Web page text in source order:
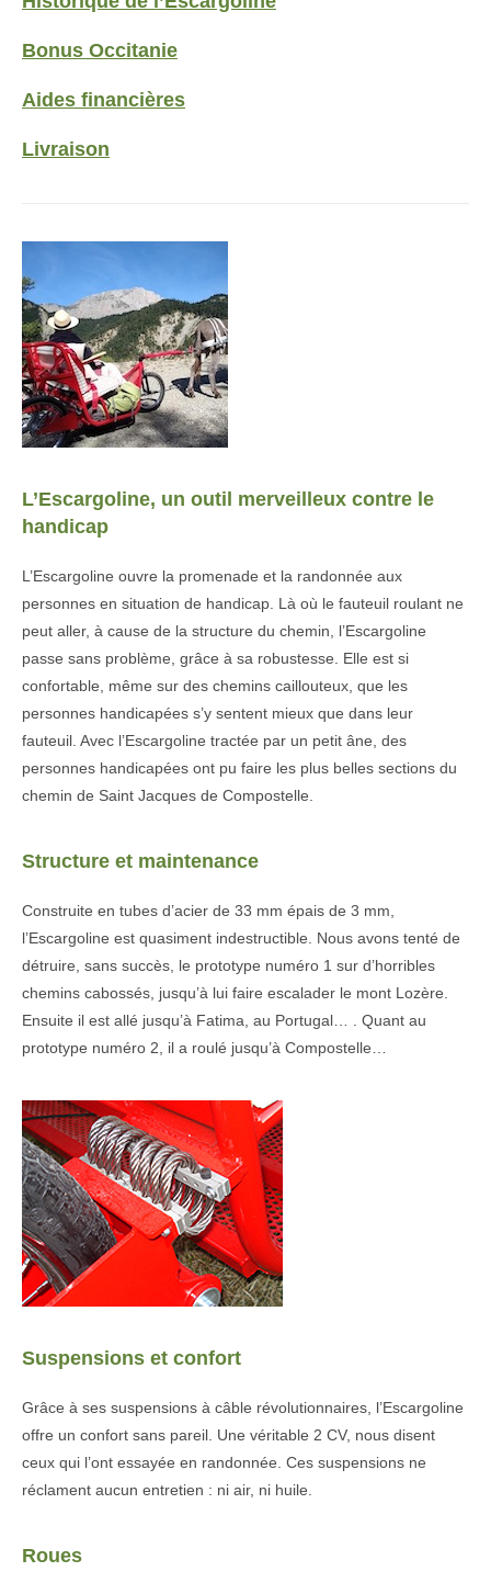
Bonus Occitanie
Aides financières
Livraison
L’Escargoline, un outil merveilleux contre le
handicap
L’Escargoline ouvre la promenade et la randonnée aux
personnes en situation de handicap. Là où le fauteuil roulant ne
peut aller, à cause de la structure du chemin, l’Escargoline
passe sans problème, grâce à sa robustesse. Elle est si
confortable, même sur des chemins caillouteux, que les
personnes handicapées s’y sentent mieux que dans leur
fauteuil. Avec l’Escargoline tractée par un petit âne, des
personnes handicapées ont pu faire les plus belles sections du
chemin de Saint Jacques de Compostelle.
Structure et maintenance
Construite en tubes d’acier de 33 mm épais de 3 mm,
l’Escargoline est quasiment indestructible. Nous avons tenté de
détruire, sans succès, le prototype numéro 1 sur d’horribles
chemins cabossés, jusqu’à lui faire escalader le mont Lozère.
Ensuite il est allé jusqu’à Fatima, au Portugal… . Quant au
prototype numéro 2, il a roulé jusqu’à Compostelle…
Suspensions et confort
Grâce à ses suspensions à câble révolutionnaires, l’Escargoline
offre un confort sans pareil. Une véritable 2 CV, nous disent
ceux qui l’ont essayée en randonnée. Ces suspensions ne
réclament aucun entretien : ni air, ni huile.
Roues